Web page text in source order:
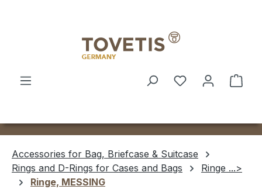
Accessories for Bag, Briefcase & Suitcase
Rings and D-Rings for Cases and Bags
Ringe ...>
Ringe, MESSING